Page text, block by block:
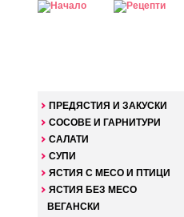
ПРЕДЯСТИЯ И ЗАКУСКИ
СОСОВЕ И ГАРНИТУРИ
САЛАТИ
СУПИ
ЯСТИЯ С МЕСО И ПТИЦИ
ЯСТИЯ БЕЗ МЕСО
ВЕГАНСКИ